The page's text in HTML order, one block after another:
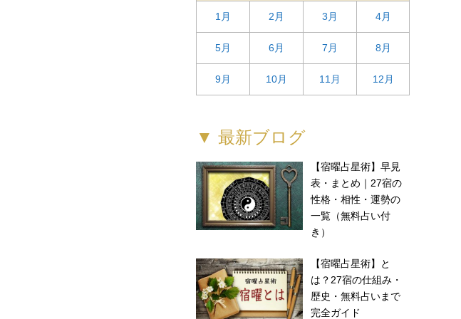
1月 2月 3月 4月
5月 6月 7月 8月
9月 10月 11月 12月
▼ 最新ブログ
【宿曜占星術】早見
表・まとめ｜27宿の
性格・相性・運勢の
一覧（無料占い付
き）
【宿曜占星術】と
は？27宿の仕組み・
歴史・無料占いまで
完全ガイド